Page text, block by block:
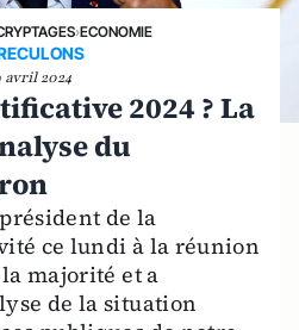
›ECONOMIE
avril 2024
2024 ? La
du
de la
ce lundi à la réunion
majorité et a
de la situation